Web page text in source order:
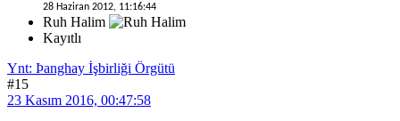
28 Haziran 2012, 11:16:44
Ruh Halim
Kayıtlı
Ynt: Þanghay İşbirliği Örgütü
#15
23 Kasım 2016, 00:47:58